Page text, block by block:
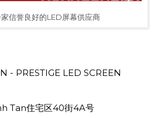
信誉良好的LED屏幕供应商
- PRESTIGE LED SCREEN
Tan住宅区40街4A号